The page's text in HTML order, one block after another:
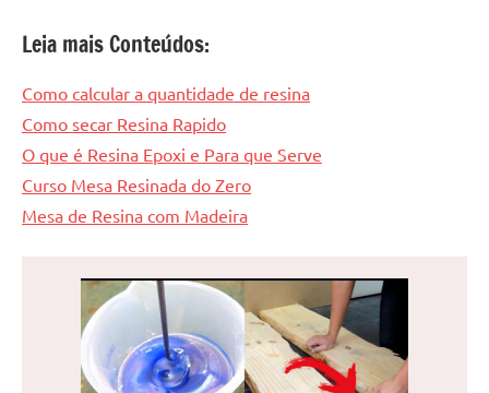
Leia mais Conteúdos:
Como calcular a quantidade de resina
Como secar Resina Rapido
O que é Resina Epoxi e Para que Serve
Curso Mesa Resinada do Zero
Mesa de Resina com Madeira